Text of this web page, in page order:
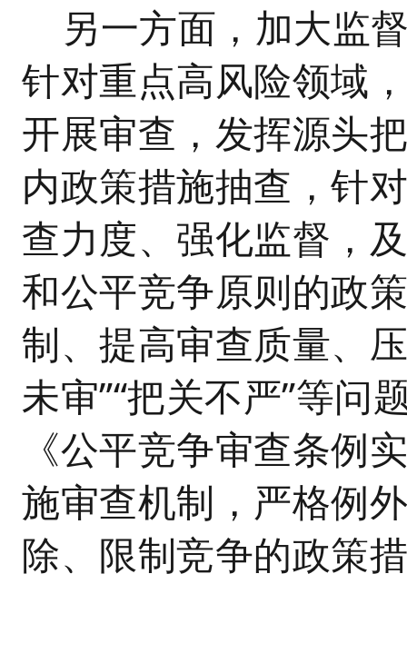
另一方面，加大监
针对重点高风险领域
开展审查，发挥源头
内政策措施抽查，针
查力度、强化监督，
和公平竞争原则的政
制、提高审查质量、
未审”“把关不严”等问
《公平竞争审查条例
施审查机制，严格例
除、限制竞争的政策